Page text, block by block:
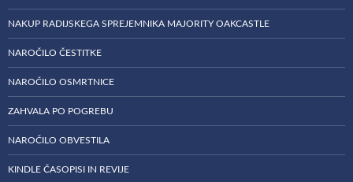
NAKUP RADIJSKEGA SPREJEMNIKA MAJORITY OAKCASTLE
NAROČILO ČESTITKE
NAROČILO OSMRTNICE
ZAHVALA PO POGREBU
NAROČILO OBVESTILA
KINDLE ČASOPISI IN REVIJE